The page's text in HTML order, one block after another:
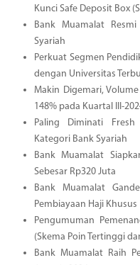
Kunci Safe Deposit Box
Bank Muamalat
Syariah
Perkuat Segmen
dengan Universitas
Makin Digemari,
148% pada Kuartal III-
Paling Diminati
Kategori Bank Syariah
Bank Muamalat
Sebesar Rp320 Juta
Bank Muamalat
Pembiayaan Haji Khusus
Pengumuman
(Skema Poin Tertinggi
Bank Muamalat Raih